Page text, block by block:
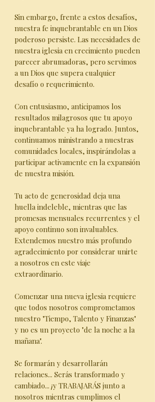
Sin embargo, frente a estos desafíos,
nuestra fe inquebrantable en un Dios
poderoso persiste. Las necesidades de
nuestra iglesia en crecimiento pueden
parecer abrumadoras, pero servimos
a un Dios que supera cualquier
desafío o requerimiento.
Con entusiasmo, anticipamos los
resultados milagrosos que tu apoyo
inquebrantable ya ha logrado. Juntos,
continuamos ministrando a nuestras
comunidades locales, inspirándolas a
participar activamente en la expansión
de nuestra misión.
Tu acto de generosidad deja una
huella indeleble, mientras que las
promesas mensuales recurrentes y el
apoyo continuo son invaluables.
Extendemos nuestro más profundo
agradecimiento por considerar unirte
a nosotros en este viaje
extraordinario.
Comenzar una nueva iglesia requiere
que todos nosotros comprometamos
nuestro "Tiempo, Talento y Finanzas"
y no es un proyecto "de la noche a la
mañana".
Se formarán y desarrollarán
relaciones... Serás transformado y
cambiado... ¡y TRABAJARÁS junto a
nosotros mientras cumplimos el